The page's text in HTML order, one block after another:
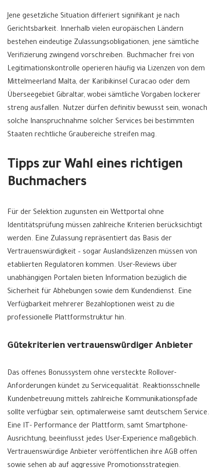
Jene gesetzliche Situation differiert signifikant je nach
Gerichtsbarkeit. Innerhalb vielen europäischen Ländern
bestehen eindeutige Zulassungsobligationen, jene sämtliche
Verifizierung zwingend vorschreiben. Buchmacher frei von
Legitimationskontrolle operieren häufig via Lizenzen von dem
Mittelmeerland Malta, der Karibikinsel Curacao oder dem
Überseegebiet Gibraltar, wobei sämtliche Vorgaben lockerer
streng ausfallen. Nutzer dürfen definitiv bewusst sein, wonach
solche Inanspruchnahme solcher Services bei bestimmten
Staaten rechtliche Graubereiche streifen mag.
Tipps zur Wahl eines richtigen
Buchmachers
Für der Selektion zugunsten ein Wettportal ohne
Identitätsprüfung müssen zahlreiche Kriterien berücksichtigt
werden. Eine Zulassung repräsentiert das Basis der
Vertrauenswürdigkeit – sogar Auslandslizenzen müssen von
etablierten Regulatoren kommen. User-Reviews über
unabhängigen Portalen bieten Information bezüglich die
Sicherheit für Abhebungen sowie dem Kundendienst. Eine
Verfügbarkeit mehrerer Bezahloptionen weist zu die
professionelle Plattformstruktur hin.
Gütekriterien vertrauenswürdiger Anbieter
Das offenes Bonussystem ohne versteckte Rollover-
Anforderungen kündet zu Servicequalität. Reaktionsschnelle
Kundenbetreuung mittels zahlreiche Kommunikationspfade
sollte verfügbar sein, optimalerweise samt deutschem Service.
Eine IT- Performance der Plattform, samt Smartphone-
Ausrichtung, beeinflusst jedes User-Experience maßgeblich.
Vertrauenswürdige Anbieter veröffentlichen ihre AGB offen
sowie sehen ab auf aggressive Promotionsstrategien.